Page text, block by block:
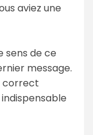
aviez une
sens de ce
message.
correct